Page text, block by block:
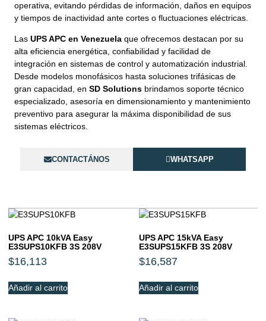
operativa, evitando pérdidas de información, daños en equipos
y tiempos de inactividad ante cortes o fluctuaciones eléctricas.
Las UPS APC en Venezuela que ofrecemos destacan por su
alta eficiencia energética, confiabilidad y facilidad de
integración en sistemas de control y automatización industrial.
Desde modelos monofásicos hasta soluciones trifásicas de
gran capacidad, en SD Solutions brindamos soporte técnico
especializado, asesoría en dimensionamiento y mantenimiento
preventivo para asegurar la máxima disponibilidad de sus
sistemas eléctricos.
CONTACTÁNOS WHATSAPP
UPS APC 10kVA Easy
E3SUPS10KFB 3S 208V
$16,113
Añadir al carrito
UPS APC 15kVA Easy
E3SUPS15KFB 3S 208V
$16,587
Añadir al carrito